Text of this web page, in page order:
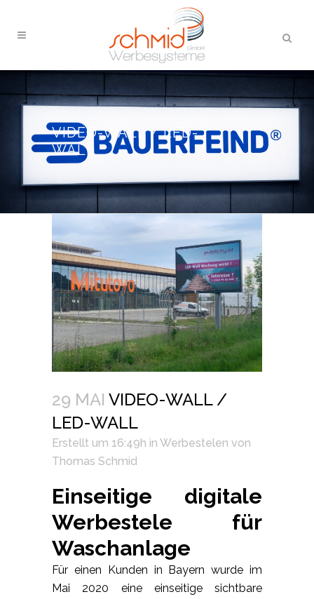
VIDEO-WALL / LED-
WALL
29 MAI VIDEO-WALL /
LED-WALL
Erstellt um 16:49h in Werbestelen von
Thomas Schmid
Einseitige digitale
Werbestele für
Waschanlage
Für einen Kunden in Bayern wurde im
Mai 2020 eine einseitige sichtbare